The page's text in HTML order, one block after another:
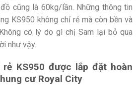
cũng là 60kg/lần. Những thông tin
KS950 không chỉ rẻ mà còn bền và
có lý do gì chị Sam lại bỏ qua
như vậy.
KS950 được lắp đặt hoàn
cư Royal City